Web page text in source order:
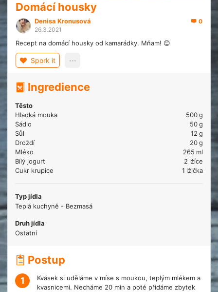
Domácí housky
0
Denisa Kronusová
26.3.2021
Recept na domácí housky od kamarádky. Mňam! 😊
Spork it
Ingredience
Těsto
Hladká mouka
500g
Sádlo
50g
Sůl
12 g
Droždí
20g
Mléko
265 ml
Bílý jogurt
2 lžíce
Cukr krupice
1 lžička
Typ jídla
Teplá kuchyně - Bezmasá
Druh jídla
Ostatní
Postup
1
Kvásek si uděláme v míse s moukou, teplým mlékem a
kvasnicemi. Necháme 20 min a poté přidáme zbytek